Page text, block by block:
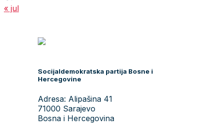
« jul
Socijaldemokratska partija Bosne i
Hercegovine
Adresa: Alipašina 41
71000 Sarajevo
Bosna i Hercegovina